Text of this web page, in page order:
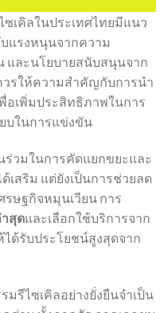
เคิลในประเทศไทยมีแนว
บแรงหนุนจากความ
และนโยบายสนับสนุนจาก
รให้ความสำคัญกับการนำ
อเพิ่มประสิทธิภาพในการ
บในการแข่งขัน
วมในการคัดแยกขยะและ
เสริม แต่ยังเป็นการช่วยลด
ษฐกิจหมุนเวียน การ
สุดและเลือกใช้บริการจาก
ด้รับประโยชน์สูงสุดจาก
รีไซเคิลอย่างยั่งยืนจำเป็น